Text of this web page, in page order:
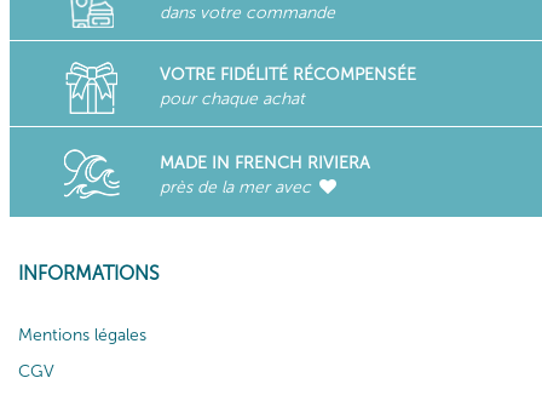
dans votre commande
VOTRE FIDÉLITÉ RÉCOMPENSÉE
pour chaque achat
MADE IN FRENCH RIVIERA
près de la mer avec
INFORMATIONS
Mentions légales
CGV